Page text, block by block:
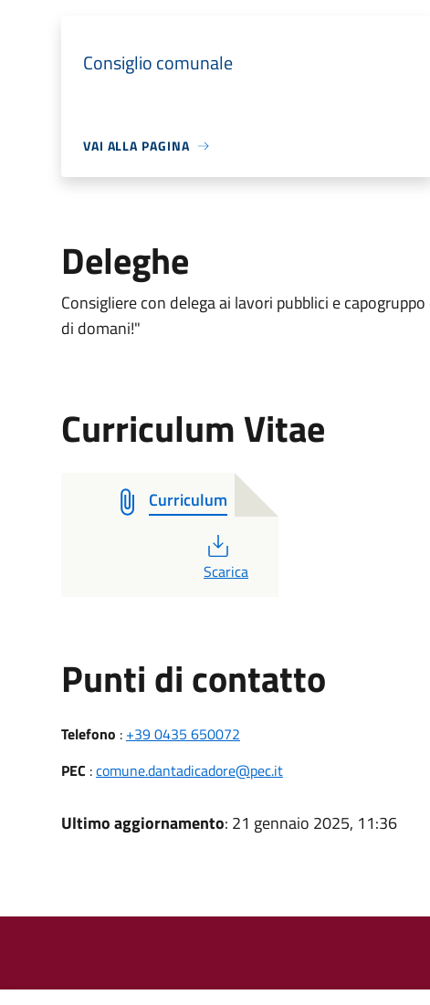
Consiglio comunale
VAI ALLA PAGINA
Deleghe
Consigliere con delega ai lavori pubblici e
di domani!"
Curriculum Vitae
Curriculum
PDF
Scarica
Punti di contatto
Telefono : +39 0435 650072
PEC :comune.dantadicadore@pec.it
Ultimo aggiornamento: 21 gennaio 2025, 11:36